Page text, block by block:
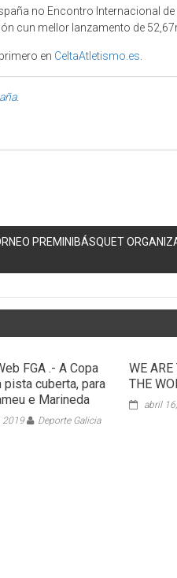
no Encontro Internacional
cun mellor lanzamento de
en CeltaAtletismo.es
PREMINIBÁSQUET
FGA .- A Copa
pista cuberta, para
e Marineda
2019
Deporte Galicia
WE
THE
abril